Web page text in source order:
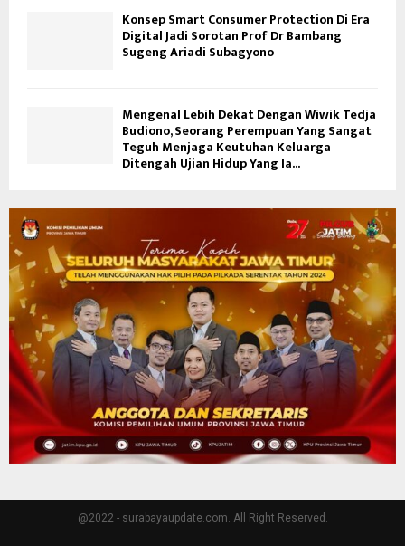
Konsep Smart Consumer Protection Di Era
Digital Jadi Sorotan Prof Dr Bambang
Sugeng Ariadi Subagyono
Mengenal Lebih Dekat Dengan Wiwik Tedja
Budiono, Seorang Perempuan Yang Sangat
Teguh Menjaga Keutuhan Keluarga
Ditengah Ujian Hidup Yang Ia...
@2022 - surabayaupdate.com. All Right Reserved.